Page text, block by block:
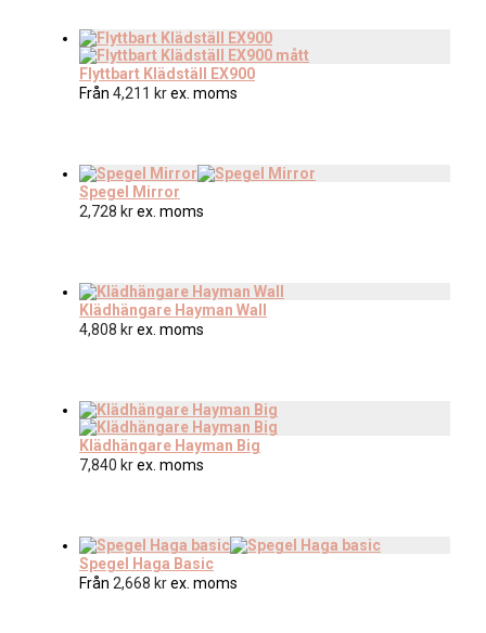
Flyttbart Klädställ EX900
Från 4,211 krex. moms
Spegel Mirror
2,728 krex. moms
Klädhängare Hayman Wall
4,808 krex. moms
Klädhängare Hayman Big
7,840 krex. moms
Spegel Haga Basic
Från 2,668 krex. moms